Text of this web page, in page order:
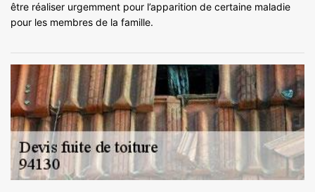
être réaliser urgemment pour l’apparition de certaine maladie
pour les membres de la famille.